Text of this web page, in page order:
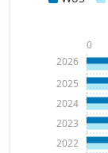
2022
2023
2024
2025
2026
0